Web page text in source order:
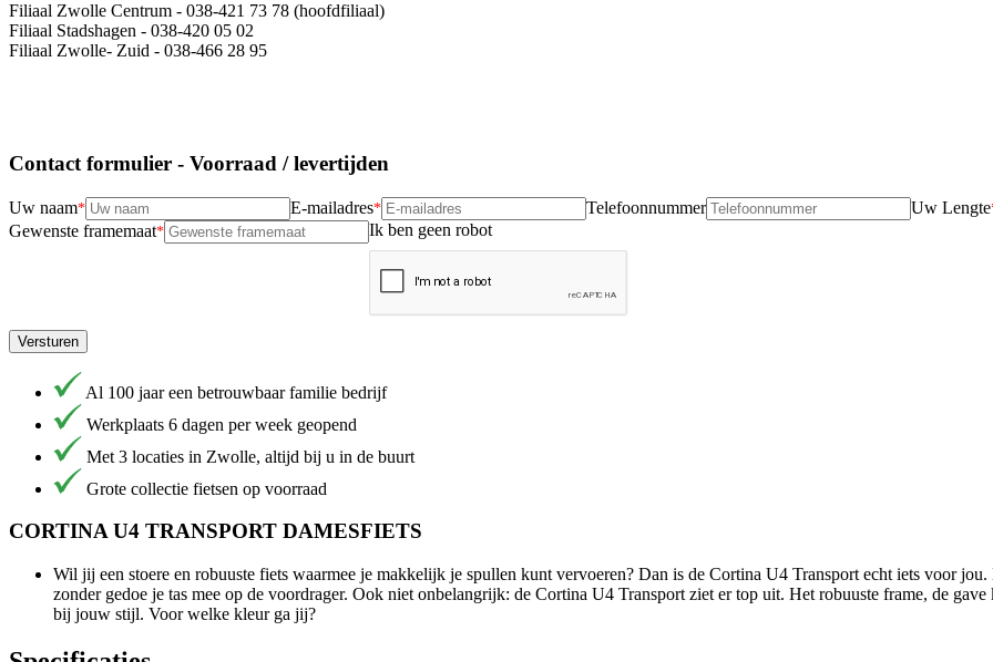
Filiaal Zwolle Centrum - 038-421 73 78 (hoofdfiliaal)
Filiaal Stadshagen - 038-420 05 02
Filiaal Zwolle- Zuid - 038-466 28 95
Contact formulier - Voorraad / levertijden
Uw naam E-mailadres Telefoonnummer
Uw Lengte
Gewenste framemaat
Ik ben geen robot
Versturen
Al 100 jaar een betrouwbaar familie bedrijf
Werkplaats 6 dagen per week geopend
Met 3 locaties in Zwolle, altijd bij u in de buurt
Grote collectie fietsen op voorraad
CORTINA U4 TRANSPORT DAMESFIETS
Wil jij een stoere en robuuste fiets waarmee je makkelijk je spullen kunt vervoeren? Dan is de Cortina U4 Transport echt iets voor
zonder gedoe je tas mee op de voordrager. Ook niet onbelangrijk: de Cortina U4 Transport ziet er top uit. Het robuuste frame, de
bij jouw stijl. Voor welke kleur ga jij?